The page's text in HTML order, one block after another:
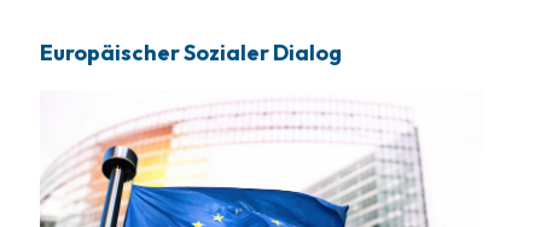
Europäischer Sozialer Dialog